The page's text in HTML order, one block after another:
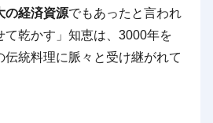
の経済資源でもあったと言われ
て乾かす」知恵は、3000年を
伝統料理に脈々と受け継がれて